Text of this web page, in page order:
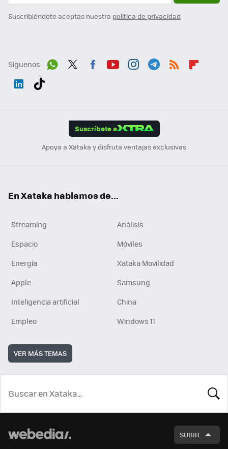
Suscribiéndote aceptas nuestra política de privacidad
Síguenos
Suscríbete a
Apoya a Xataka y disfruta ventajas exclusivas
En Xataka hablamos de...
Streaming
Análisis
Espacio
Móviles
Energía
Xataka Movilidad
Apple
Samsung
Inteligencia artificial
China
Empleo
Windows 11
VER MÁS TEMAS
SUBIR